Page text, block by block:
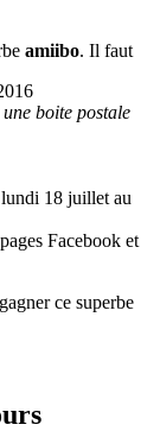
amiibo. Il faut
boite postale
18 juillet au
Facebook et
ce superbe